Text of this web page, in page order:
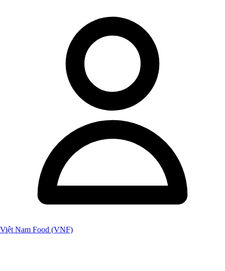
Việt Nam Food (VNF)